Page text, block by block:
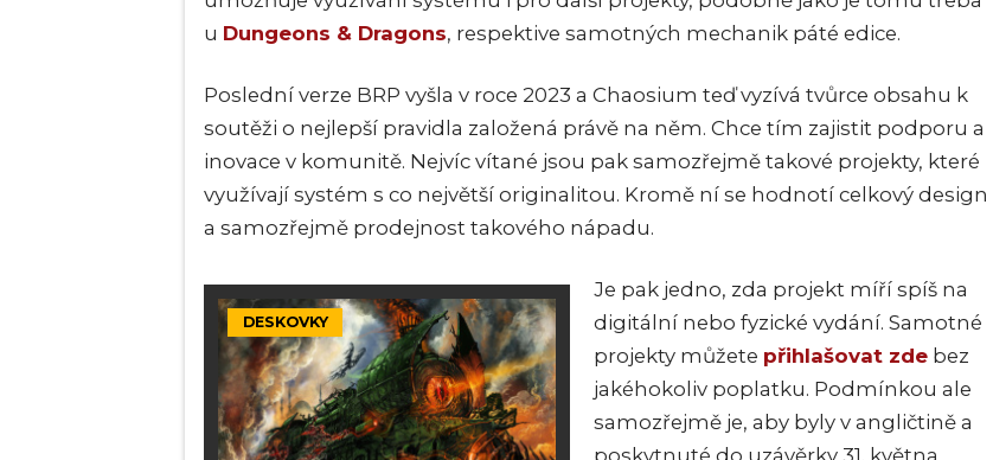
u Dungeons & Dragons, respektive samotných mechanik páté edice.
Poslední verze BRP vyšla v roce 2023 a Chaosium teď vyzívá tvůrce obsahu k
soutěži o nejlepší pravidla založená právě na něm. Chce tím zajistit podporu a
inovace v komunitě. Nejvíc vítané jsou pak samozřejmě takové projekty, které
využívají systém s co největší originalitou. Kromě ní se hodnotí celkový design
a samozřejmě prodejnost takového nápadu.
DESKOVKY
Je pak jedno, zda projekt míří spíš na
digitální nebo fyzické vydání. Samotné
projekty můžete přihlašovat zde bez
jakéhokoliv poplatku. Podmínkou ale
samozřejmě je, aby byly v angličtině a
poskytnuté do uzávěrky 31. května